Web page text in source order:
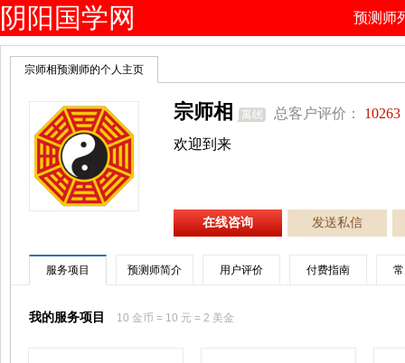
阴阳国学网 预测师
宗师相预测师的个人主页
宗师相 总客户评价： 10263
欢迎到来
在线咨询 发送私信
服务项目 预测师简介 用户评价 付费指南
我的服务项目 10 金币 = 10 元 = 2 美金